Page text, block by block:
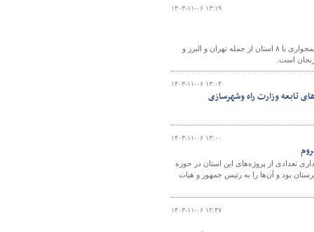
۱۴۰۳-۱۱-۰۶ ۱۳:۱۹
مدیر فرودگاه زنجان گفت: موقعیت جغرافیایی، دسترسی به واحدهای صنعتی در منطقه، همجواری با ۸ استان از جمله تهران و البرز و
است.
۱۴۰۳-۱۱-۰۶ ۱۳:۰۴
تابعه وزارت راه وشهرسازی
۱۴۰۳-۱۱-۰۶ ۱۳:۰۰
تعدادی از پروژه‌های این استان در حوزه
بود و آن‌ها را به رئیس جمهور و هیات
۱۴۰۳-۱۱-۰۶ ۱۲:۴۷